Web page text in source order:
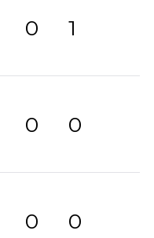
0 1
0 0
0 0